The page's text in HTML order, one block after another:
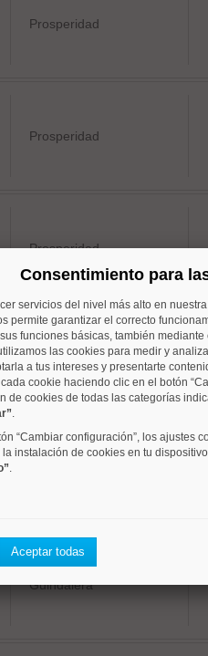
Prosperidad
Prosperidad
Prosperidad
Guindalera
Guindalera
Consentimiento para
servicios del nivel más alto en
permite garantizar el correcto
funciones básicas, también
las cookies para medir y
a tus intereses y presentarte
cookie haciendo clic en el botón
de cookies de todas las categorías
.
“Cambiar configuración”, los ajustes
instalación de cookies en tu
.
Aceptar todas